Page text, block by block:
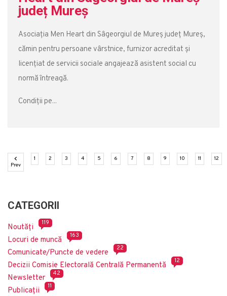
județ Mureș
Asociația Men Heart din Sâgeorgiul de Mureș județ Mureș,
cămin pentru persoane vârstnice, furnizor acreditat și
licențiat de servicii sociale angajează asistent social cu
normă întreagă.
Condiții pe...
PrevPrevious
1 (current)
2 (current)
3 (current)
4(current)
5 (current)
6 (current)
7 (current)
8 (current)
9 (current)
10 (current)
11 (current)
12
CATEGORII
Noutăți 119
Locuri de muncă 163
Comunicate/Puncte de vedere 22
Decizii Comisie Electorală Centrală Permanentă 12
Newsletter 42
Publicații 11